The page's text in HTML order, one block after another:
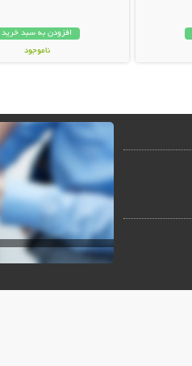
افزودن به سبد خرید
ناموجود